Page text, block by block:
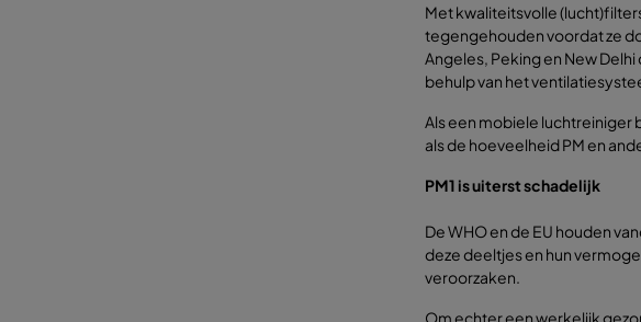
Met kwaliteitsvolle
tegengehouden voordat ze
Angeles, Peking en New
behulp van het
Als een mobiele luchtreiniger
als de hoeveelheid PM en
PM1 is uiterst schadelijk
De WHO en de EU houden
deze deeltjes en hun
veroorzaken.
Om echter een werkelijk